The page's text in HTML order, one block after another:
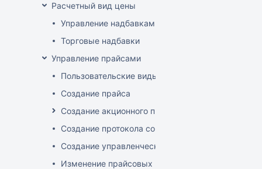
Расчетный вид цены
Управление надбавками
Торговые надбавки
Управление прайсами
Пользовательские виды цен
Создание прайса
Создание акционного прайса
Создание протокола согласования цен
Создание управленческого прайса
Изменение прайсовых цен